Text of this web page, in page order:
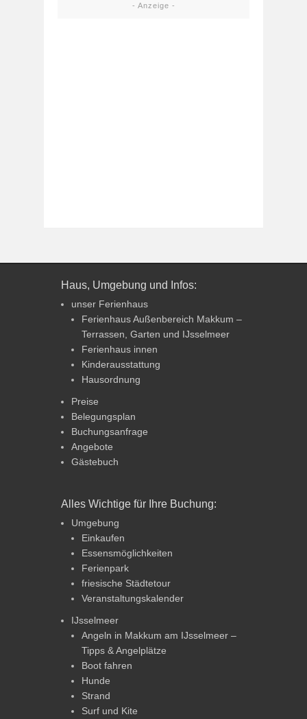
- Anzeige -
Haus, Umgebung und Infos:
unser Ferienhaus
Ferienhaus Außenbereich Makkum –
Terrassen, Garten und IJsselmeer
Ferienhaus innen
Kinderausstattung
Hausordnung
Preise
Belegungsplan
Buchungsanfrage
Angebote
Gästebuch
Alles Wichtige für Ihre Buchung:
Umgebung
Einkaufen
Essensmöglichkeiten
Ferienpark
friesische Städtetour
Veranstaltungskalender
IJsselmeer
Angeln in Makkum am IJsselmeer –
Tipps & Angelplätze
Boot fahren
Hunde
Strand
Surf und Kite